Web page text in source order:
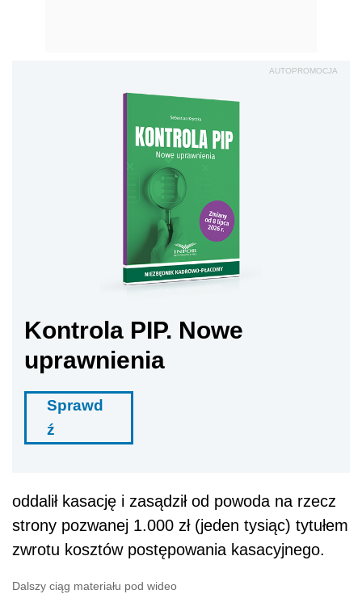
AUTOPROMOCJA
Kontrola PIP. Nowe
uprawnienia
Sprawd
ź
oddalił kasację i zasądził od powoda na rzecz
strony pozwanej 1.000 zł (jeden tysiąc) tytułem
zwrotu kosztów postępowania kasacyjnego.
Dalszy ciąg materiału pod wideo